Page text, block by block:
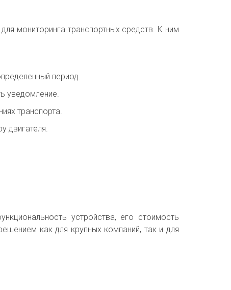
мониторинга транспортных средств. К ним
период.
уведомление.
транспорта.
двигателя.
устройства, его стоимость
как для крупных компаний, так и для